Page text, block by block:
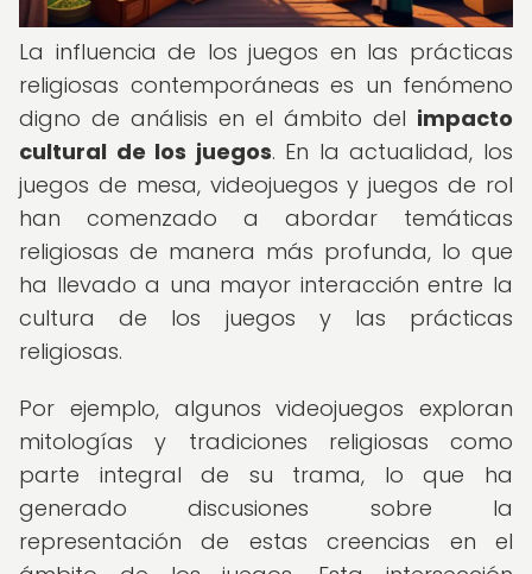
La influencia de los juegos en las prácticas
religiosas contemporáneas es un fenómeno
digno de análisis en el ámbito del impacto
cultural de los juegos. En la actualidad, los
juegos de mesa, videojuegos y juegos de rol
han comenzado a abordar temáticas
religiosas de manera más profunda, lo que
ha llevado a una mayor interacción entre la
cultura de los juegos y las prácticas
religiosas.
Por ejemplo, algunos videojuegos exploran
mitologías y tradiciones religiosas como
parte integral de su trama, lo que ha
generado discusiones sobre la
representación de estas creencias en el